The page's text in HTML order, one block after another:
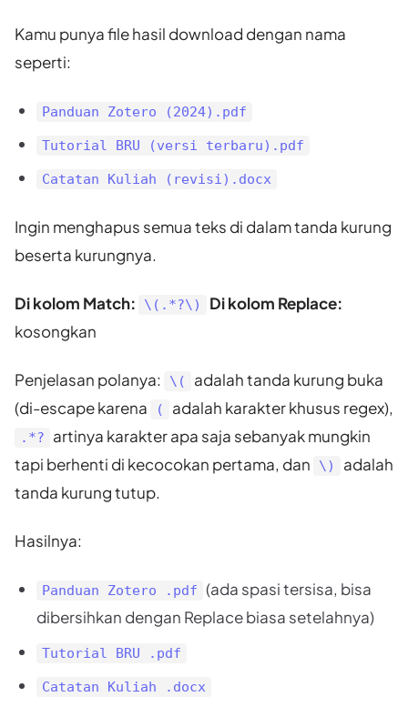
Kamu punya file hasil download dengan nama
seperti:
Panduan Zotero (2024).pdf
Tutorial BRU (versi terbaru).pdf
Catatan Kuliah (revisi).docx
Ingin menghapus semua teks di dalam tanda kurung
beserta kurungnya.
Di kolom Match: \(.*?\)
Di kolom Replace:
kosongkan
Penjelasan polanya: \(
adalah tanda kurung buka
(di-escape karena
( adalah karakter khusus regex),
.*?
artinya karakter apa saja sebanyak mungkin
tapi berhenti di kecocokan pertama, dan
\)
adalah
tanda kurung tutup.
Hasilnya:
Panduan Zotero .pdf (ada spasi tersisa, bisa
dibersihkan dengan Replace biasa setelahnya)
Tutorial BRU .pdf
Catatan Kuliah .docx